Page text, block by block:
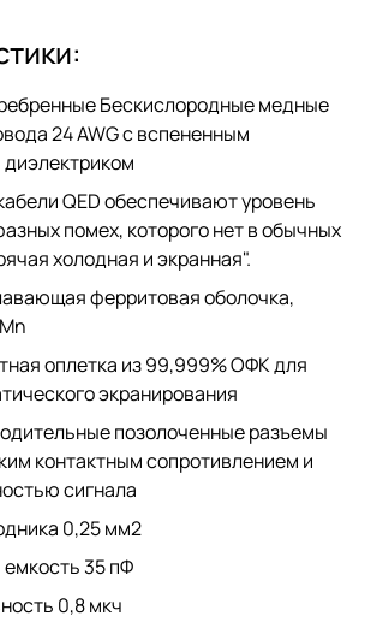
Бескислородные медные
24 AWG с вспененным
QED обеспечивают уровень
помех, которого нет в обычных
холодная и экранная".
ферритовая оболочка,
оплетка из 99,999% ОФК для
экранирования
позолоченные разъемы
контактным сопротивлением и
сигнала
0,25 мм2
35 пФ
0,8 мкч